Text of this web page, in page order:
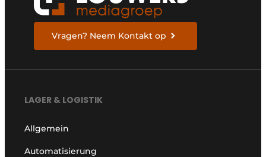
Vragen? Neem Kontakt op
LAGER & LOGISTIK
Allgemein
Automatisierung